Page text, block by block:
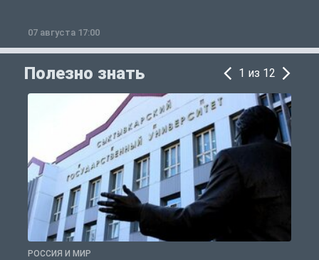
07 августа 17:00
Полезно знать 1 из 12
РОССИЯ И МИР